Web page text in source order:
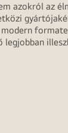
azokról az